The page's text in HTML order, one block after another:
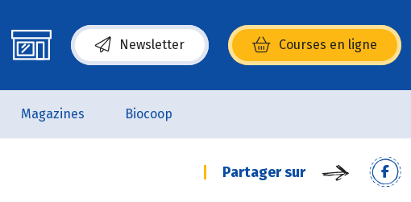
Newsletter Courses en ligne
(s’ouvre dans une nouvelle fenêtre)
Magazines Biocoop
Partager sur